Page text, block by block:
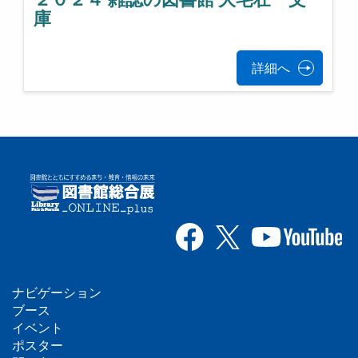
庫
詳細へ
フ
ッ
ナビゲーション
ブース
イベント
ポスター